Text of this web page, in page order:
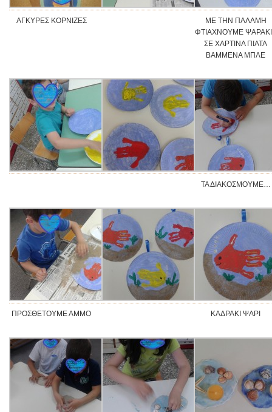
ΑΓΚΥΡΕΣ ΚΟΡΝΙΖΕΣ
ΜΕ ΤΗΝ ΠΑΛΑΜΗ
ΦΤΙΑΧΝΟΥΜΕ
ΣΕ ΧΑΡΤΙΝΑ ΠΙΑΤΑ
ΒΑΜΜΕΝΑ ΜΠΛΕ
ΤΑ ΔΙΑΚΟΣΜΟΥΜΕ…
ΠΡΟΣΘΕΤΟΥΜΕ ΑΜΜΟ ΚΑΔΡΑΚΙ ΨΑΡΙ